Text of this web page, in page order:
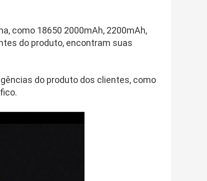
como 18650 2000mAh, 2200mAh,
do produto, encontram suas
do produto dos clientes, como